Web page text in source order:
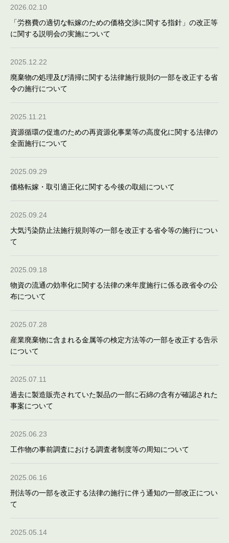
2026.02.10
「労務費の適切な転嫁のための価格交渉に関する指針」の改正等
に関する説明会の実施について
2025.12.22
廃棄物の処理及び清掃に関する法律施行規則の一部を改正する省
令の施行について
2025.11.21
資源循環の促進のための再資源化事業等の高度化に関する法律の
全面施行について
2025.09.29
価格転嫁・取引適正化に関する今後の取組について
2025.09.24
大気汚染防止法施行規則等の一部を改正する省令等の施行につい
て
2025.09.18
物資の流通の効率化に関する法律の来年度施行に係る政省令の公
布について
2025.07.28
産業廃棄物に含まれる金属等の検定方法等の一部を改正する告示
について
2025.07.11
過去に製造販売されていた製品の一部に石綿の含有が確認された
事案について
2025.06.23
工作物の事前調査における調査者制度等の周知について
2025.06.16
刑法等の一部を改正する法律の施行に伴う通知の一部改正につい
て
2025.05.14